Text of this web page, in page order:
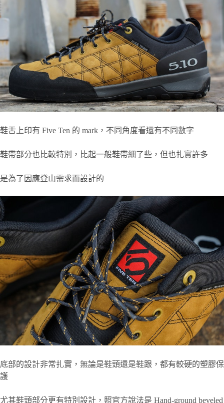
鞋舌上印有 Five Ten 的 mark，不同角度看還有不同數字
鞋帶部分也比較特別，比起一般鞋帶細了些，但也扎實許多
是為了因應登山需求而設計的
底部的設計非常扎實，無論是鞋頭還是鞋跟，都有較硬的塑膠保
護
尤其鞋頭部分更有特別設計，照官方說法是 Hand-ground beveled